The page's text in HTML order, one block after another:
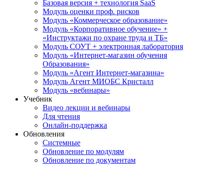
Базовая версия + технология SaaS
Модуль оценки проф. рисков
Модуль «Коммерческое образование»
Модуль «Корпоративное обучение» +
«Инструктажи по охране труда и ТБ»
Модуль СОУТ + электронная лаборатория
Модуль «Интернет-магазин обучения
Образования»
Модуль «Агент Интернет-магазина»
Модуль Агент МИОБС Кристалл
Модуль «вебинары»
Учебник
Видео лекции и вебинары
Для чтения
Онлайн-поддержка
Обновления
Системные
Обновление по модулям
Обновление по документам